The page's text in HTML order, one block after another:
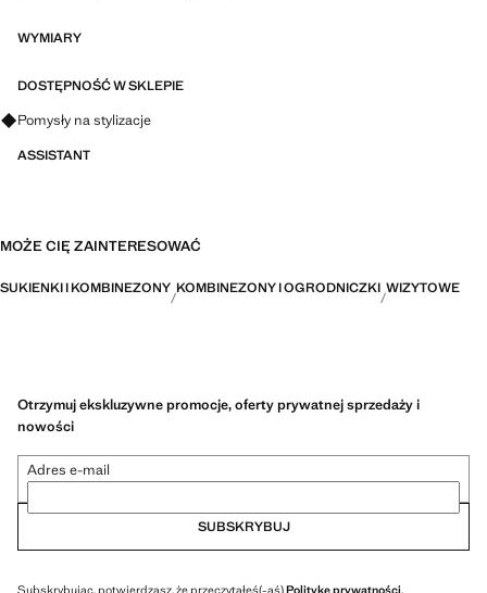
WYMIARY
DOSTĘPNOŚĆ W SKLEPIE
Zapytaj o stylizacje, ubrania i trendy
Pomysły na stylizacje
ASSISTANT
MOŻE CIĘ ZAINTERESOWAĆ
SUKIENKI I KOMBINEZONY KOMBINEZONY I OGRODNICZKI WIZYTOWE
Otrzymuj ekskluzywne promocje, oferty prywatnej sprzedaży i
nowości
Adres e-mail
SUBSKRYBUJ